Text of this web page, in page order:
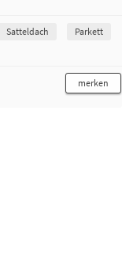
Satteldach
Parkett
merken